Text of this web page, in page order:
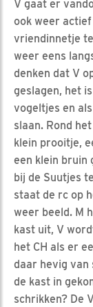
V gaat er
ook weer
vriendinnetje
weer eens
denken dat V
geslagen, het
vogeltjes en
slaan. Rond
klein prooitje,
een klein bruin
bij de Suutjes
staat de rc op
weer beeld. M
kast uit, V
het CH als er
daar hevig van
de kast in
schrikken? De